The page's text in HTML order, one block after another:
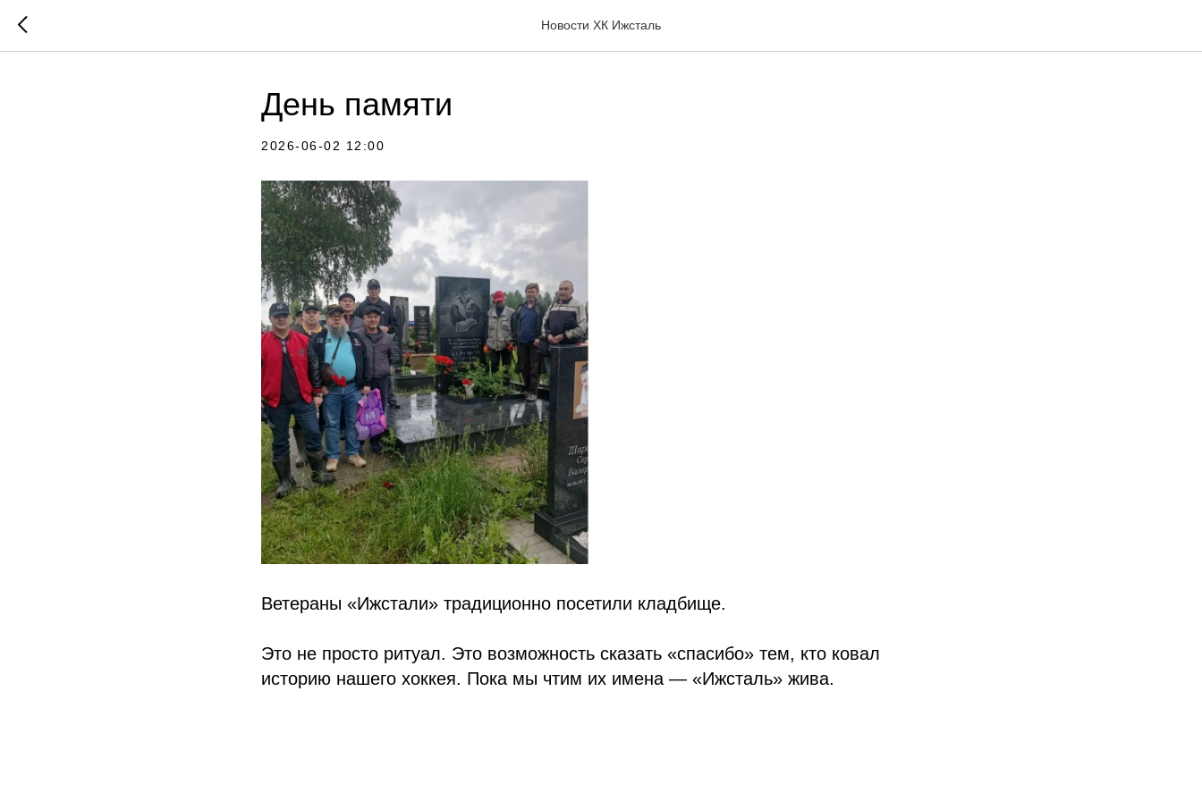
Новости ХК Ижсталь
День памяти
2026-06-02 12:00
Ветераны «Ижстали» традиционно посетили кладбище.
Это не просто ритуал. Это возможность сказать «спасибо» тем, кто ковал
историю нашего хоккея. Пока мы чтим их имена — «Ижсталь» жива.